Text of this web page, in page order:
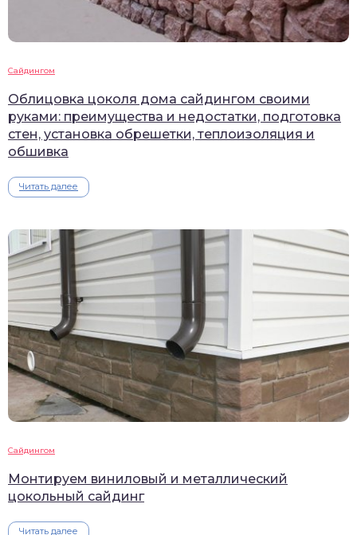
Сайдингом
Облицовка цоколя дома сайдингом своими
руками: преимущества и недостатки, подготовка
стен, установка обрешетки, теплоизоляция и
обшивка
Читать далее
Сайдингом
Монтируем виниловый и металлический
цокольный сайдинг
Читать далее